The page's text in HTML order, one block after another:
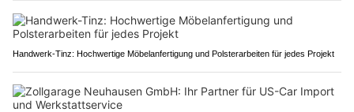
Handwerk-Tinz: Hochwertige Möbelanfertigung und Polsterarbeiten für jedes Projekt